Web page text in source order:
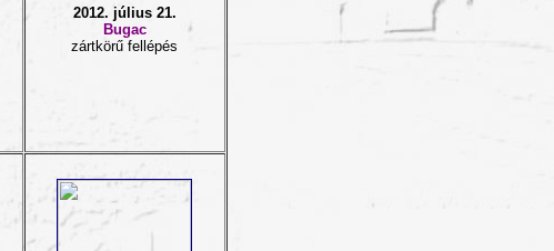
2012. július 21.
Bugac
zártkörű fellépés